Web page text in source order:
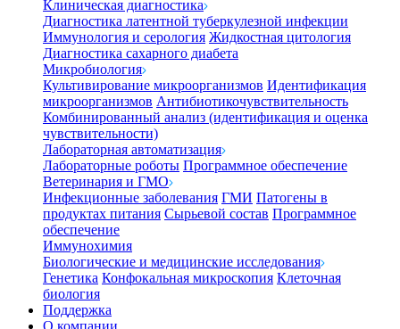
Клиническая диагностика
Диагностика латентной туберкулезной инфекции
Иммунология и серология Жидкостная цитология
Диагностика сахарного диабета
Микробиология
Культивирование микроорганизмов Идентификация
микроорганизмов Антибиотикочувствительность
Комбинированный анализ (идентификация и оценка
чувствительности)
Лабораторная автоматизация
Лабораторные роботы Программное обеспечение
Ветеринария и ГМО
Инфекционные заболевания ГМИ Патогены в
продуктах питания Сырьевой состав Программное
обеспечение
Иммунохимия
Биологические и медицинские исследования
Генетика Конфокальная микроскопия Клеточная
биология
Поддержка
О компании